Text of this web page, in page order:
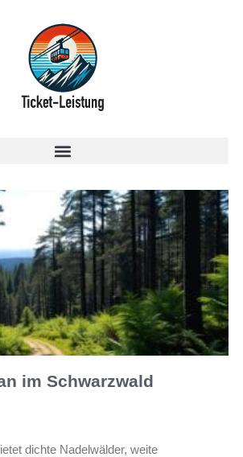
im Schwarzwald
dichte Nadelwälder, weite